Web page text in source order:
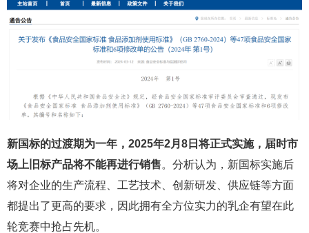
新国标的过渡期为一年，2025年2月8日将正式实施，届时市
场上旧标产品将不能再进行销售。分析认为，新国标实施后
将对企业的生产流程、工艺技术、创新研发、供应链等方面
都提出了更高的要求，因此拥有全方位实力的乳企有望在此
轮竞赛中抢占先机。